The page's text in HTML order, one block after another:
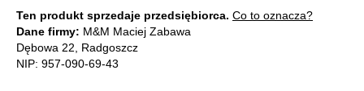
Ten produkt sprzedaje przedsiębiorca. Co to oznacza?
Dane firmy: M&M Maciej Zabawa
Dębowa 22, Radgoszcz
NIP: 957-090-69-43